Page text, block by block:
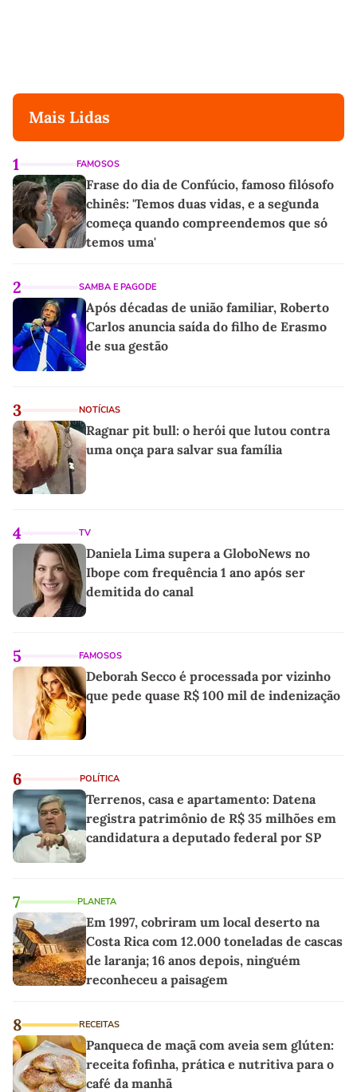
Mais Lidas
1 FAMOSOS
Frase do dia de Confúcio, famoso filósofo
chinês: 'Temos duas vidas, e a segunda
começa quando compreendemos que só
temos uma'
2 SAMBA E PAGODE
Após décadas de união familiar, Roberto
Carlos anuncia saída do filho de Erasmo
de sua gestão
3 NOTÍCIAS
Ragnar pit bull: o herói que lutou contra
uma onça para salvar sua família
4 TV
Daniela Lima supera a GloboNews no
Ibope com frequência 1 ano após ser
demitida do canal
5 FAMOSOS
Deborah Secco é processada por vizinho
que pede quase R$ 100 mil de indenização
6 POLÍTICA
Terrenos, casa e apartamento: Datena
registra patrimônio de R$ 35 milhões em
candidatura a deputado federal por SP
7 PLANETA
Em 1997, cobriram um local deserto na
Costa Rica com 12.000 toneladas de cascas
de laranja; 16 anos depois, ninguém
reconheceu a paisagem
8 RECEITAS
Panqueca de maçã com aveia sem glúten:
receita fofinha, prática e nutritiva para o
café da manhã